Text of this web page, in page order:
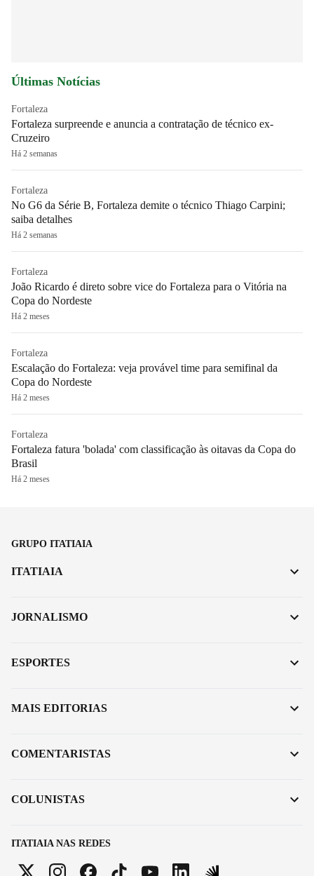
Últimas Notícias
Fortaleza
Fortaleza surpreende e anuncia a contratação de técnico ex-
Cruzeiro
Há 2 semanas
Fortaleza
No G6 da Série B, Fortaleza demite o técnico Thiago Carpini;
saiba detalhes
Há 2 semanas
Fortaleza
João Ricardo é direto sobre vice do Fortaleza para o Vitória na
Copa do Nordeste
Há 2 meses
Fortaleza
Escalação do Fortaleza: veja provável time para semifinal da
Copa do Nordeste
Há 2 meses
Fortaleza
Fortaleza fatura 'bolada' com classificação às oitavas da Copa do
Brasil
Há 2 meses
GRUPO ITATIAIA
ITATIAIA NAS REDES
ITATIAIA
JORNALISMO
ESPORTES
MAIS EDITORIAS
COMENTARISTAS
COLUNISTAS